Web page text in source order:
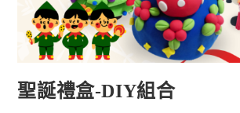
聖誕禮盒-DIY組合